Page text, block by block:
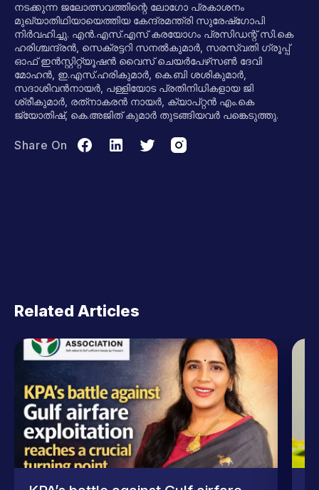
നടക്കുന്ന ജലോത്സവത്തിന്റെ ലോഗോ പ്രകാശനം
മുഖ്യാതിഥിയായെത്തിയ കേന്ദ്രമന്ത്രി സുരേഷ്‌ഗോപി
നിര്‍വഹിച്ചു. എന്‍.എസ്.എസ് കരയോഗം പ്രസിഡന്റ് സി.കെ
ഹരിശ്ചന്ദ്രന്‍, സെക്രട്ടറി സനല്‍കുമാര്‍, സരസ്വതി ഗ്രൂപ്പ്
ഓഫ് ഇന്‍സ്റ്റിറ്റ്യൂഷന്‍ വൈസ് ചെയര്‍പേഴ്‌സണ്‍ ദേവി
മോഹന്‍, ഇ.എസ്.ഹരികുമാര്‍, കെ.ബി ശശികുമാര്‍,
സദാശിവന്‍നായര്‍, പള്ളിയോട പ്രതിനിധികളായ ജി
ശ്രീകുമാര്‍, രത്‌നാകരന്‍ നായര്‍, ക്യാപ്റ്റന്‍ എം.കെ
ജ്യോതിഷ്, കെ.അജിത് കുമാര്‍ തുടങ്ങിയവര്‍ പങ്കെടുത്തു.
Share On
Related Articles